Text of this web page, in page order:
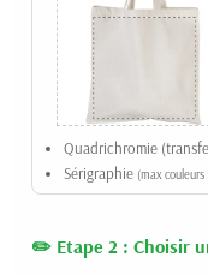
Quadrichromie
Sérigraphie (max couleurs
Etape 2 : Choisir